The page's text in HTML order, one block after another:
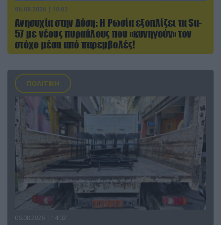
06.08.2026 | 10:02
Ανησυχία στην Δύση: H Ρωσία εξοπλίζει τα Su-
57 με νέους πυραύλους που «κυνηγούν» τον
στόχο μέσα από παρεμβολές!
ΠΟΛΙΤΙΚΗ
06.08.2026 | 14:02